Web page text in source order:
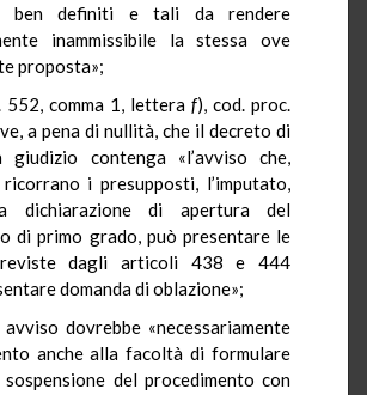
ben definiti e tali da rendere
inammissibile la stessa ove
proposta»;
552, comma 1, lettera f), cod. proc.
a pena di nullità, che il decreto di
giudizio contenga «l’avviso che,
i presupposti, l’imputato,
dichiarazione di apertura del
di primo grado, può presentare le
dagli articoli 438 e 444
domanda di oblazione»;
dovrebbe «necessariamente
anche alla facoltà di formulare
del procedimento con